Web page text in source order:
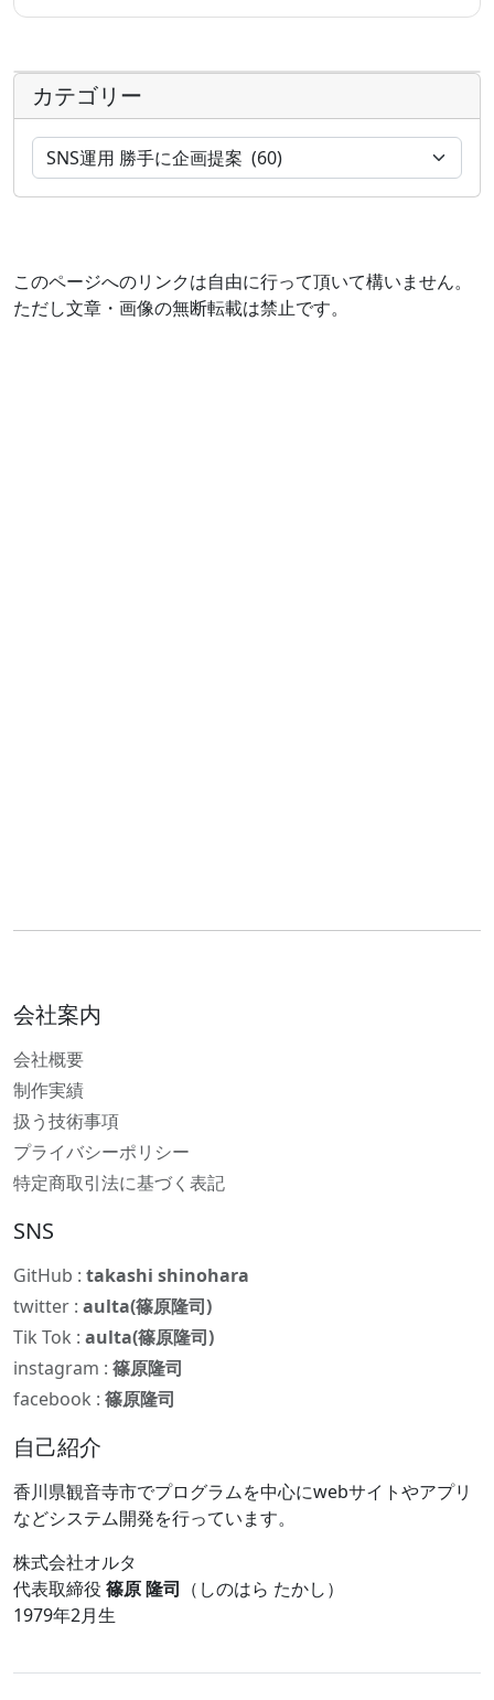
カテゴリー
このページへのリンクは自由に行って頂いて構いません。
ただし文章・画像の無断転載は禁止です。
会社案内
会社概要
制作実績
扱う技術事項
プライバシーポリシー
特定商取引法に基づく表記
SNS
GitHub : takashi shinohara
twitter : aulta(篠原隆司)
Tik Tok : aulta(篠原隆司)
instagram : 篠原隆司
facebook : 篠原隆司
自己紹介
香川県観音寺市でプログラムを中心にwebサイトやアプリ
などシステム開発を行っています。
株式会社オルタ
代表取締役 篠原 隆司 （しのはら たかし）
1979年2月生